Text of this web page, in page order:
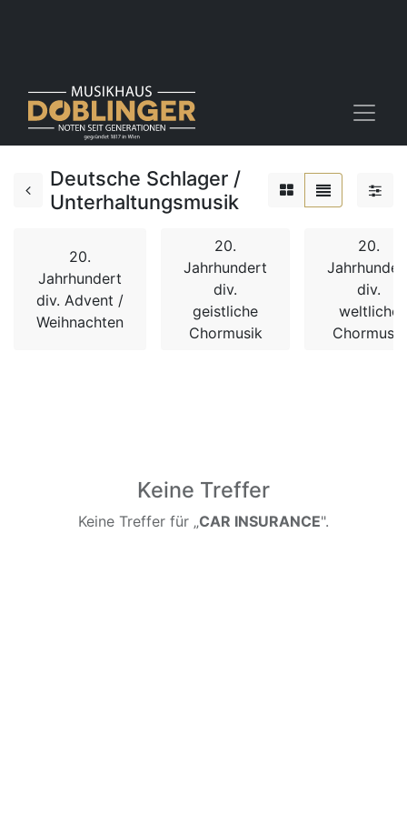
Deutsche Schlager /
Unterhaltungsmusik
20.
Jahrhundert
div. Advent /
Weihnachten
20.
Jahrhundert
div.
geistliche
Chormusik
20.
div.
weltliche
Chormusik
Keine Treffer
Keine Treffer für „CAR INSURANCE".